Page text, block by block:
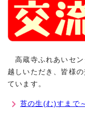
高蔵寺ふれあいセン
越しいただき、皆様
ています。
苔の生(む)すまで